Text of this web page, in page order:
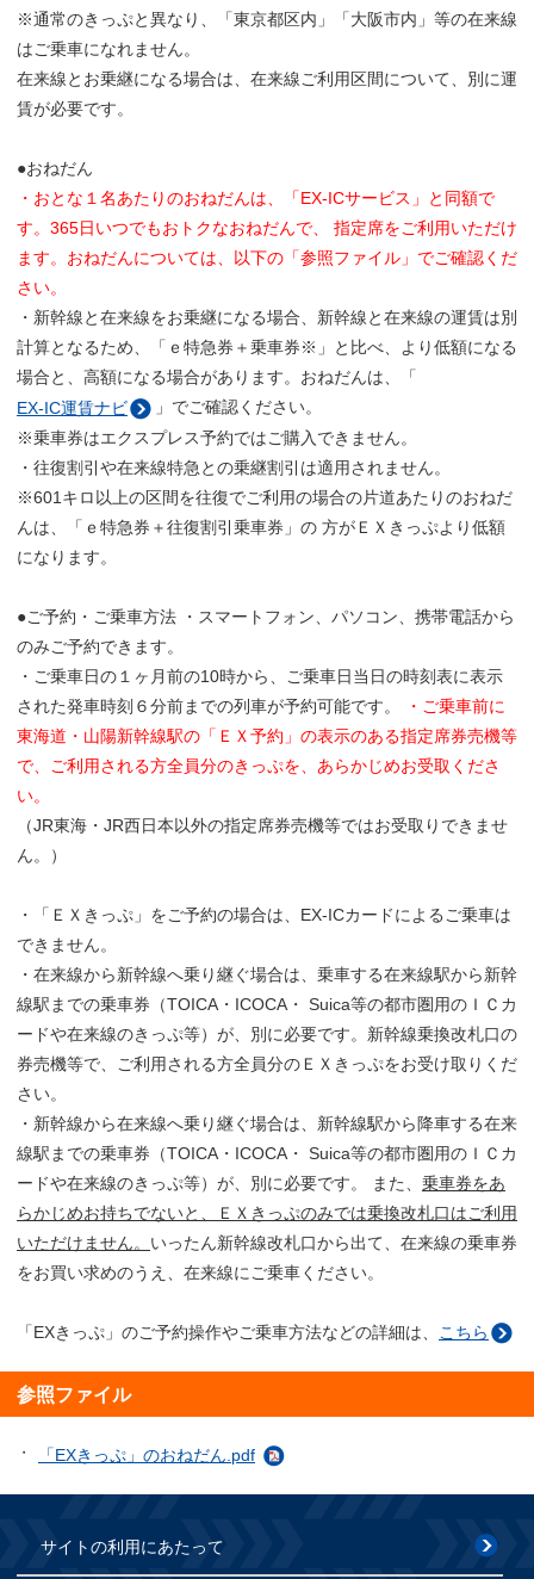
※通常のきっぷと異なり、「東京都区内」「大阪市内」等の在来線
はご乗車になれません。
在来線とお乗継になる場合は、在来線ご利用区間について、別に運
賃が必要です。
●おねだん
・おとな１名あたりのおねだんは、「EX-ICサービス」と同額で
す。365日いつでもおトクなおねだんで、 指定席をご利用いただけ
ます。おねだんについては、以下の「参照ファイル」でご確認くだ
さい。
・新幹線と在来線をお乗継になる場合、新幹線と在来線の運賃は別
計算となるため、「ｅ特急券＋乗車券※」と比べ、より低額になる
場合と、高額になる場合があります。おねだんは、「
EX-IC運賃ナビ
」でご確認ください。
※乗車券はエクスプレス予約ではご購入できません。
・往復割引や在来線特急との乗継割引は適用されません。
※601キロ以上の区間を往復でご利用の場合の片道あたりのおねだ
んは、「ｅ特急券＋往復割引乗車券」の 方がＥＸきっぷより低額
になります。
●ご予約・ご乗車方法 ・スマートフォン、パソコン、携帯電話から
のみご予約できます。
・ご乗車日の１ヶ月前の10時から、ご乗車日当日の時刻表に表示
された発車時刻６分前までの列車が予約可能です。
・ご乗車前に
東海道・山陽新幹線駅の「ＥＸ予約」の表示のある指定席券売機等
で、ご利用される方全員分のきっぷを、あらかじめお受取くださ
い。
（JR東海・JR西日本以外の指定席券売機等ではお受取りできませ
ん。）
・「ＥＸきっぷ」をご予約の場合は、EX-ICカードによるご乗車は
できません。
・在来線から新幹線へ乗り継ぐ場合は、乗車する在来線駅から新幹
線駅までの乗車券（TOICA・ICOCA・ Suica等の都市圏用のＩＣカ
ードや在来線のきっぷ等）が、別に必要です。新幹線乗換改札口の
券売機等で、ご利用される方全員分のＥＸきっぷをお受け取りくだ
さい。
・新幹線から在来線へ乗り継ぐ場合は、新幹線駅から降車する在来
線駅までの乗車券（TOICA・ICOCA・ Suica等の都市圏用のＩＣカ
ードや在来線のきっぷ等）が、別に必要です。 また、 乗車券をあ
らかじめお持ちでないと、ＥＸきっぷのみでは乗換改札口はご利用
いただけません。 いったん新幹線改札口から出て、在来線の乗車券
をお買い求めのうえ、在来線にご乗車ください。
「EXきっぷ」のご予約操作やご乗車方法などの詳細は、 こちら
参照ファイル
「EXきっぷ」のおねだん.pdf
サイトの利用にあたって